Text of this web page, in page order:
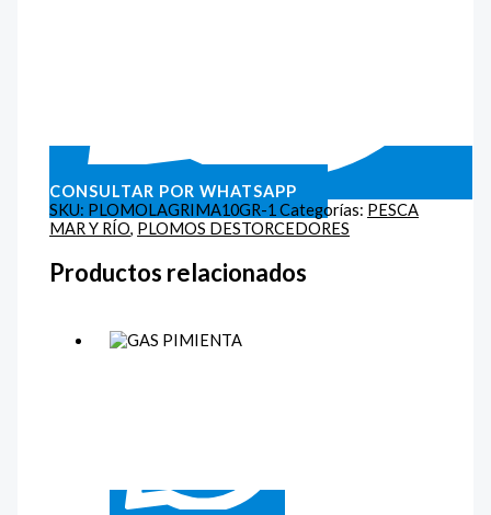
CONSULTAR POR WHATSAPP
SKU: PLOMOLAGRIMA10GR-1 Categorías: PESCA
MAR Y RÍO, PLOMOS DESTORCEDORES
Productos relacionados